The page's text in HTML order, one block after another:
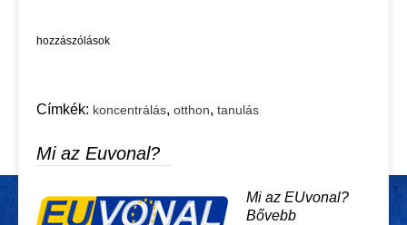
hozzászólások
Címkék: koncentrálás, otthon, tanulás
Mi az Euvonal?
Mi az EUvonal?
Bővebb